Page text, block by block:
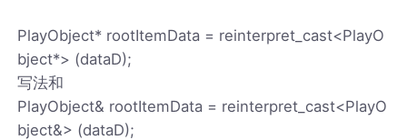
PlayObject* rootItemData = reinterpret_cast<PlayO
bject*> (dataD);
写法和
PlayObject& rootItemData = reinterpret_cast<PlayO
bject&> (dataD);